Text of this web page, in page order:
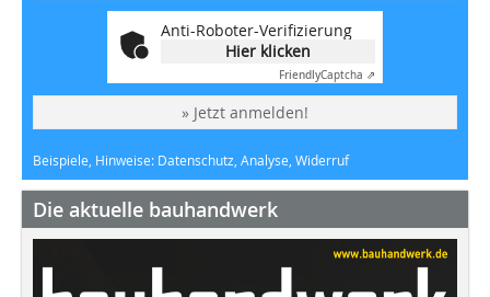
Anti-Roboter-Verifizierung
Hier klicken
FriendlyCaptcha ⇗
» Jetzt anmelden!
Beispiele, Hinweise: Datenschutz, Analyse, Widerruf
Die aktuelle bauhandwerk